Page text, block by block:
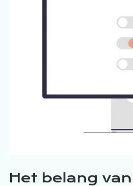
Het belang